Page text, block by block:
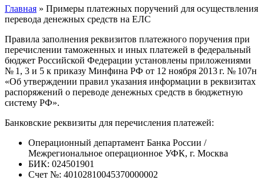
Главная » Примеры платежных поручений для осуществления
перевода денежных средств на ЕЛС
Правила заполнения реквизитов платежного поручения при
перечислении таможенных и иных платежей в федеральный
бюджет Российской Федерации установлены приложениями
№ 1, 3 и 5 к приказу Минфина РФ от 12 ноября 2013 г. № 107н
«Об утверждении правил указания информации в реквизитах
распоряжений о переводе денежных средств в бюджетную
систему РФ».
Банковские реквизиты для перечисления платежей:
Операционный департамент Банка России /
Межрегиональное операционное УФК, г. Москва
БИК: 024501901
Счет №: 40102810045370000002